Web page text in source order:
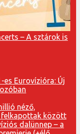
– A sztárok is
es Eurovízióra: Új
néző,
felkapottak között
dalünnep – a